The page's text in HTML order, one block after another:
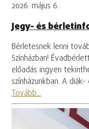
2026. május 6.
Jegy- és
Bérletesnek lenni
Színházban!
előadás ingyen
színházunkban. A
Tovább...